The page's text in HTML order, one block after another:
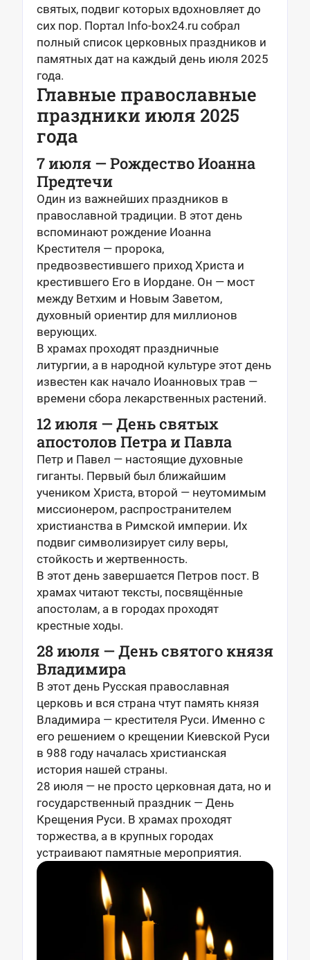
святых, подвиг которых вдохновляет до
сих пор. Портал Info-box24.ru собрал
полный список церковных праздников и
памятных дат на каждый день июля 2025
года.
Главные православные
праздники июля 2025
года
7 июля — Рождество Иоанна
Предтечи
Один из важнейших праздников в
православной традиции. В этот день
вспоминают рождение Иоанна
Крестителя — пророка,
предвозвестившего приход Христа и
крестившего Его в Иордане. Он — мост
между Ветхим и Новым Заветом,
духовный ориентир для миллионов
верующих.
В храмах проходят праздничные
литургии, а в народной культуре этот день
известен как начало Иоанновых трав —
времени сбора лекарственных растений.
12 июля — День святых
апостолов Петра и Павла
Петр и Павел — настоящие духовные
гиганты. Первый был ближайшим
учеником Христа, второй — неутомимым
миссионером, распространителем
христианства в Римской империи. Их
подвиг символизирует силу веры,
стойкость и жертвенность.
В этот день завершается Петров пост. В
храмах читают тексты, посвящённые
апостолам, а в городах проходят
крестные ходы.
28 июля — День святого князя
Владимира
В этот день Русская православная
церковь и вся страна чтут память князя
Владимира — крестителя Руси. Именно с
его решением о крещении Киевской Руси
в 988 году началась христианская
история нашей страны.
28 июля — не просто церковная дата, но и
государственный праздник — День
Крещения Руси. В храмах проходят
торжества, а в крупных городах
устраивают памятные мероприятия.